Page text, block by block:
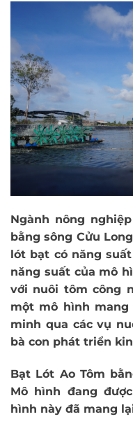
Ngành nông
bằng sông Cửu
lót bạt có năng
năng suất của mô
với nuôi tôm công
một mô hình mang
minh qua các vụ
bà con phát triển
Bạt Lót Ao Tôm
Mô hình đang
hình này đã mang